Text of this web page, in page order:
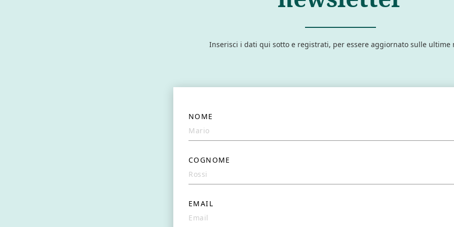
Inserisci i dati qui sotto e registrati, per essere aggiornato sulle ultime
NOME
COGNOME
EMAIL